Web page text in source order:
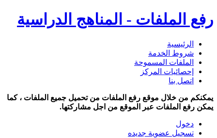
رفع الملفات - المناهج الدراسية
الرئيسية
شروط الخدمة
الملفات المسموحة
إحصائيات المركز
اتصل بنا
يمكنكم من خلال موقع رفع الملفات من تحميل جميع الملفات ، كما
يمكن رفع الملفات عبر الموقع من اجل مشاركتها.
دخول
تسجيل عضوية جديده